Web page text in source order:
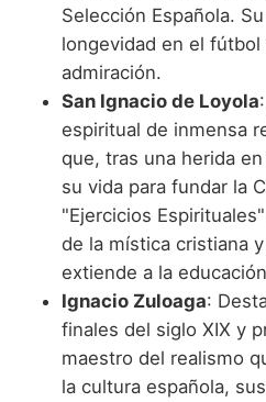
Selección Española.
longevidad en el
admiración.
San Ignacio de Loyola
espiritual de inmensa
que, tras una herida
su vida para fundar la
"Ejercicios
de la mística cristiana
extiende a la
Ignacio Zuloaga:
finales del siglo XIX y
maestro del realismo
la cultura española,